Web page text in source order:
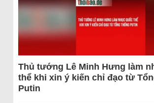
Thủ tướng Lê Minh Hưng làm
thể khi xin ý kiến chỉ đạo từ
Putin